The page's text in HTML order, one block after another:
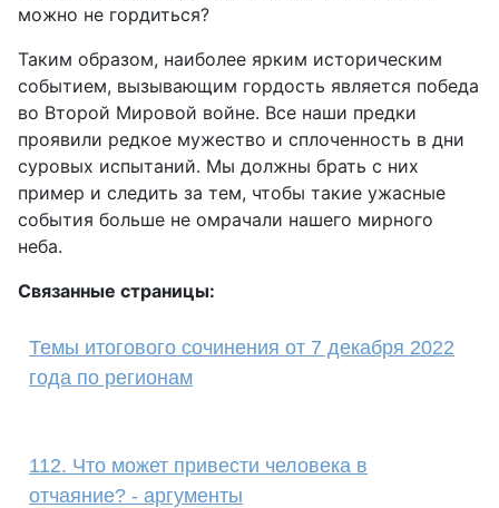
можно не гордиться?
Таким образом, наиболее ярким историческим
событием, вызывающим гордость является победа
во Второй Мировой войне. Все наши предки
проявили редкое мужество и сплоченность в дни
суровых испытаний. Мы должны брать с них
пример и следить за тем, чтобы такие ужасные
события больше не омрачали нашего мирного
неба.
Связанные страницы:
Темы итогового сочинения от 7 декабря 2022
года по регионам
112. Что может привести человека в
отчаяние? - аргументы